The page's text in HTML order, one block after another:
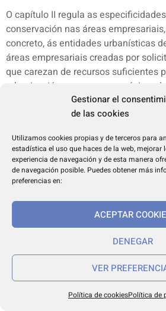
Gestionar el
de las cookies
Utilizamos cookies propias y de terceros para
estadística el uso que haces de la web, mejorar
experiencia de navegación y de esta manera
de navegación posible. Puedes obtener más
preferencias en:
ACEPTAR
DENEGAR
VER
Política de cookiesPolítica de
O capítulo II regula as
conservación nas áreas
concreto, ás entidades urbanísticas
áreas empresariais creadas por
que carezan de recursos suficientes
urbanización, por un prazo máximo
entidades de conservación, xestión e
áreas empresariais. Estas últimas
empresariais, aínda no caso de que
planeamento de aplicación, coa
participen na conservación,
modernización das infraestruturas,
servizos incluídos no ámbito
súa regulación ten gran relevancia a
económicos cos que van contar e,
achegas dos seus membros e da
concellos aos gastos de
equipamentos e dotacións de